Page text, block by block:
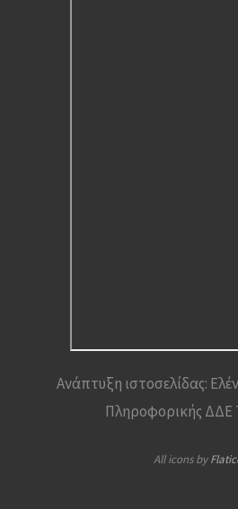
Ανάπτυξη ιστοσελίδας:
Πληροφορικής ΔΔΕ
All icons by